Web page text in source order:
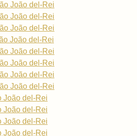
João del-Rei
João del-Rei
João del-Rei
João del-Rei
João del-Rei
João del-Rei
João del-Rei
João del-Rei
João del-Rei
João del-Rei
João del-Rei
João del-Rei